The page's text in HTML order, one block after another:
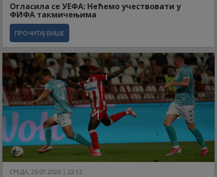
Огласила се УЕФА: Нећемо учествовати у
ФИФА такмичењима
ПРОЧИТАЈ ВИШЕ
СРЕДА, 29.07.2026 | 22:12